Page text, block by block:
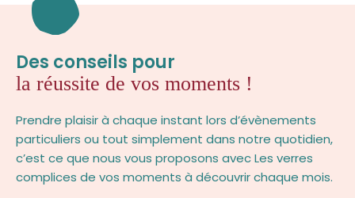
Des conseils pour
la réussite de vos moments !
Prendre plaisir à chaque instant lors d’évènements
particuliers ou tout simplement dans notre quotidien,
c’est ce que nous vous proposons avec Les verres
complices de vos moments à découvrir chaque mois.